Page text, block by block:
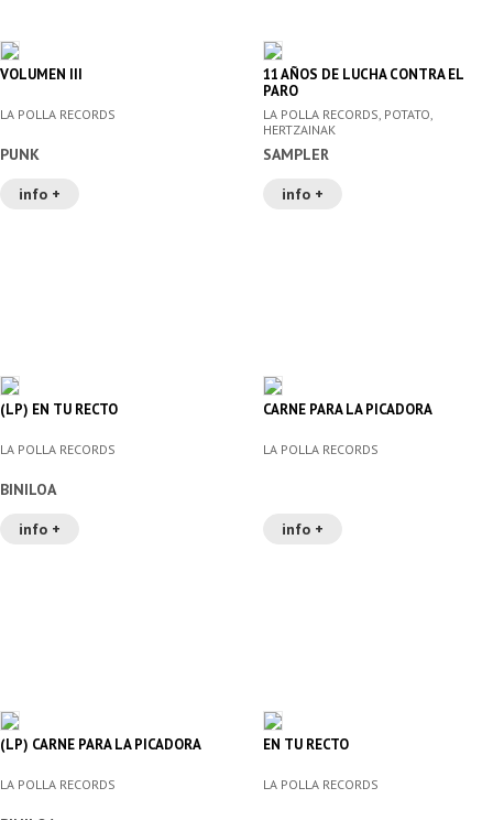
VOLUMEN III
LA POLLA RECORDS
PUNK
info +
11 AÑOS DE LUCHA CONTRA EL
PARO
LA POLLA RECORDS, POTATO,
HERTZAINAK
SAMPLER
info +
(LP) EN TU RECTO
LA POLLA RECORDS
BINILOA
info +
CARNE PARA LA PICADORA
LA POLLA RECORDS
info +
(LP) CARNE PARA LA PICADORA
LA POLLA RECORDS
EN TU RECTO
LA POLLA RECORDS